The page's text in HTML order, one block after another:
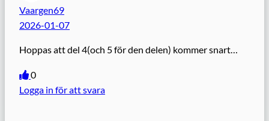
Vaargen69
2026-01-07
Hoppas att del 4(och 5 för den delen) kommer snart…
0
Logga in för att svara